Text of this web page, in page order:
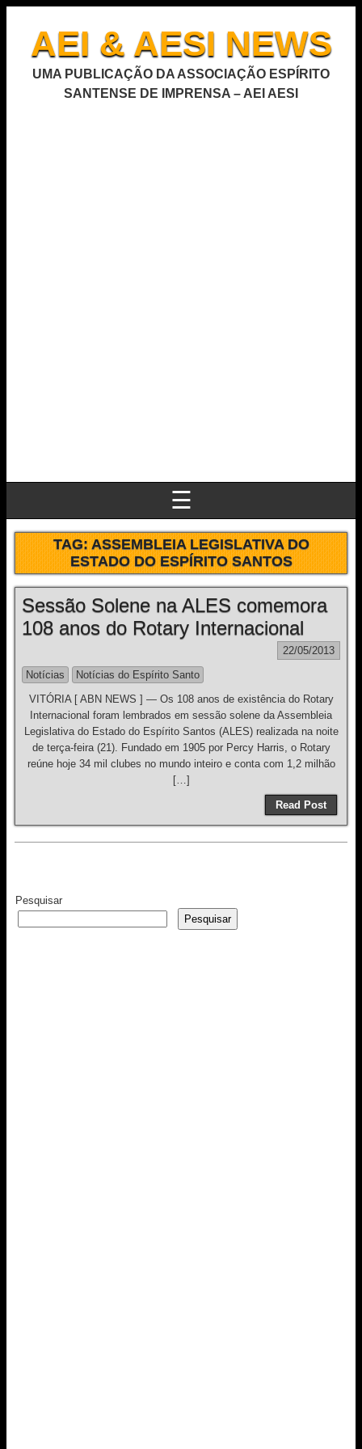
AEI & AESI NEWS
UMA PUBLICAÇÃO DA ASSOCIAÇÃO ESPÍRITO
SANTENSE DE IMPRENSA – AEI AESI
☰
TAG:ASSEMBLEIA LEGISLATIVA DO
ESTADO DO ESPÍRITO SANTOS
Sessão Solene na ALES comemora
108 anos do Rotary Internacional
22/05/2013
Notícias
Notícias do Espírito Santo
VITÓRIA [ ABN NEWS ] — Os 108 anos de existência do Rotary
Internacional foram lembrados em sessão solene da Assembleia
Legislativa do Estado do Espírito Santos (ALES) realizada na noite
de terça-feira (21). Fundado em 1905 por Percy Harris, o Rotary
reúne hoje 34 mil clubes no mundo inteiro e conta com 1,2 milhão
[…]
Read Post
Pesquisar
Pesquisar